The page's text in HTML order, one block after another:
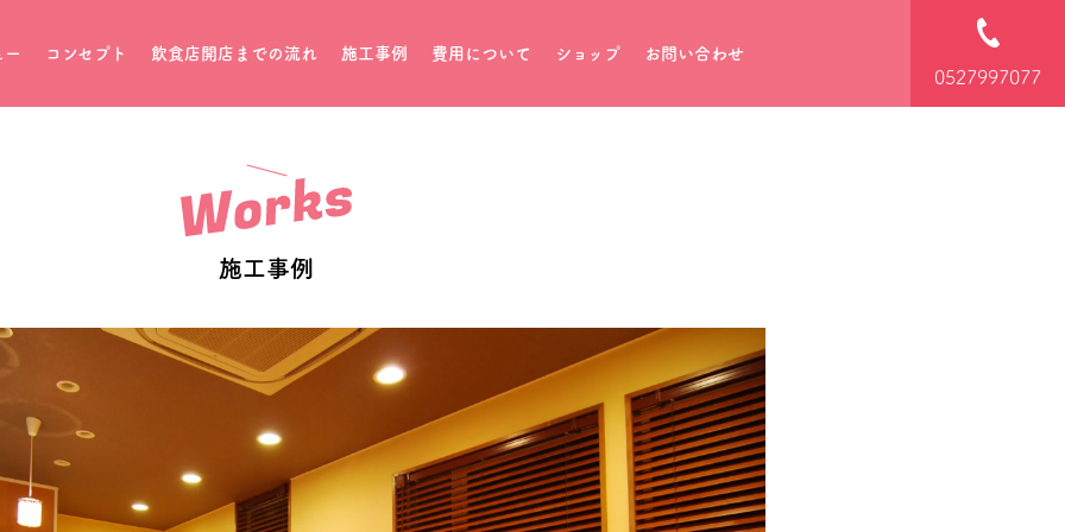
ー コンセプト 飲食店開店までの流れ 施工事例 費用について ショップ お問い合わせ
0527997077
施工事例